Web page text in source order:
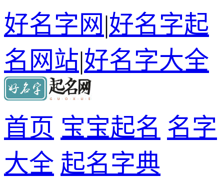
好名字网|好名字起
名网站|好名字大全
首页 宝宝起名 名字
大全 起名字典